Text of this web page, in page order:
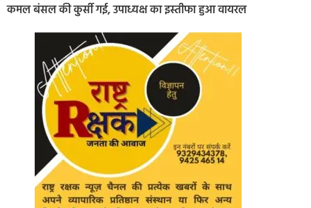
कमल बंसल की कुर्सी गई, उपाध्यक्ष का इस्तीफा हुआ वायरल